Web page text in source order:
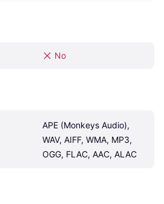
No
APE (Monkeys Audio),
WAV, AIFF, WMA, MP3,
OGG, FLAC, AAC, ALAC